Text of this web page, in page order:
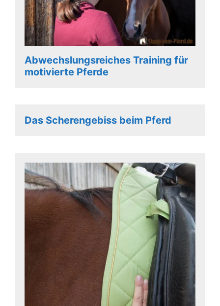
Abwechslungsreiches Training für
motivierte Pferde
Das Scherengebiss beim Pferd